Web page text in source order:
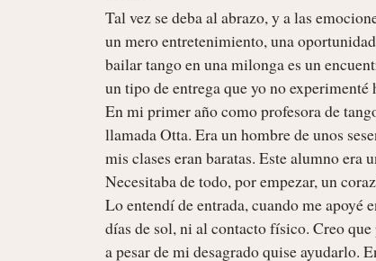
Tal vez se deba al abrazo, y a las
un mero entretenimiento, una
bailar tango en una milonga es un
un tipo de entrega que yo no
En mi primer año como profesora de
llamada Otta. Era un hombre de unos
mis clases eran baratas. Este alumno era
Necesitaba de todo, por empezar, un
Lo entendí de entrada, cuando me apoyé
días de sol, ni al contacto físico. Creo
a pesar de mi desagrado quise ayudarlo.